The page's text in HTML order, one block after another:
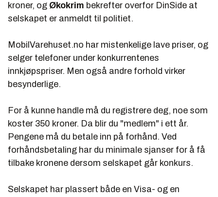
kroner, og Økokrim bekrefter overfor DinSide at
selskapet er anmeldt til politiet.
MobilVarehuset.no har mistenkelige lave priser, og
selger telefoner under konkurrentenes
innkjøpspriser. Men også andre forhold virker
besynderlige.
For å kunne handle må du registrere deg, noe som
koster 350 kroner. Da blir du "medlem" i ett år.
Pengene må du betale inn på forhånd. Ved
forhåndsbetaling har du minimale sjanser for å få
tilbake kronene dersom selskapet går konkurs.
Selskapet har plassert både en Visa- og en